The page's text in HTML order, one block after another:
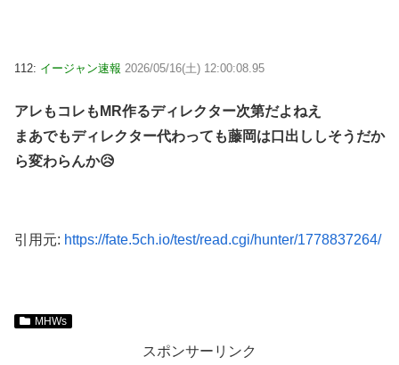
112: イージャン速報 2026/05/16(土) 12:00:08.95
アレもコレもMR作るディレクター次第だよねえ
まあでもディレクター代わっても藤岡は口出ししそうだか
ら変わらんか😥
引用元: https://fate.5ch.io/test/read.cgi/hunter/1778837264/
MHWs
スポンサーリンク